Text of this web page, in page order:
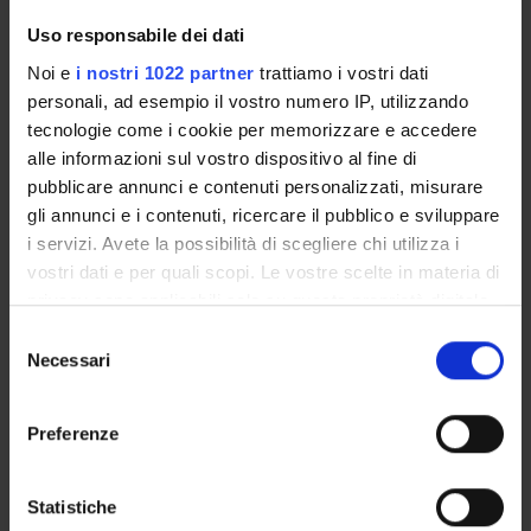
Uso responsabile dei dati
Noi e i nostri 1022 partner trattiamo i vostri dati
personali, ad esempio il vostro numero IP, utilizzando
tecnologie come i cookie per memorizzare e accedere
alle informazioni sul vostro dispositivo al fine di
pubblicare annunci e contenuti personalizzati, misurare
gli annunci e i contenuti, ricercare il pubblico e sviluppare
i servizi. Avete la possibilità di scegliere chi utilizza i
vostri dati e per quali scopi. Le vostre scelte in materia di
privacy sono applicabili solo su questa proprietà digitale
modificare o revocare il proprio consenso in qualsiasi
momento dalla Dichiarazione sui cookie o facendo clic
raccogliere informazioni sulla tua posizione
delNecessari
Preferenze
Statistiche
Funds:assigned and managed by the department
Funds:assigned and managed by the department
Funds:assigned and managed by the department
PROJECT PARTICIPANTS
Alessia Auber
Cristiano Chiamulera
RESEARCH AREAS INVOLVED IN THE PROJECT